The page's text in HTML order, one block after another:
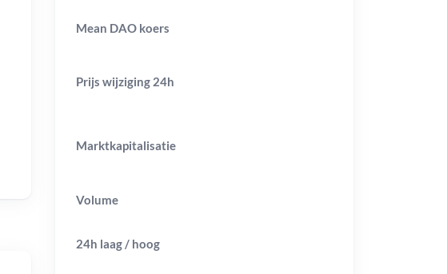
Mean DAO koers
Prijs wijziging 24h
Marktkapitalisatie
Volume
24h laag / hoog